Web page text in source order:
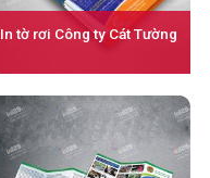
In tờ rơi Công ty Cát Tường